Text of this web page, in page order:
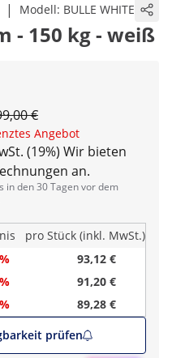
| Modell: BULLE WHITE
- 150 kg - weiß
€
Angebot
(19%) Wir bieten
an.
in den 30 Tagen vor dem
pro Stück (inkl. MwSt.)
93,12 €
91,20 €
89,28 €
prüfen